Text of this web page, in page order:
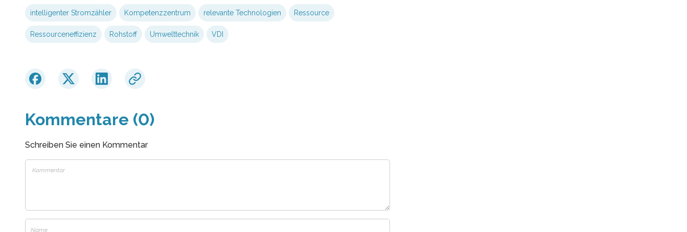
intelligenter Stromzähler Kompetenzzentrum relevante Technologien Ressource
Ressourceneffizienz Rohstoff Umwelttechnik VDI
Kommentare (0)
Schreiben Sie einen Kommentar